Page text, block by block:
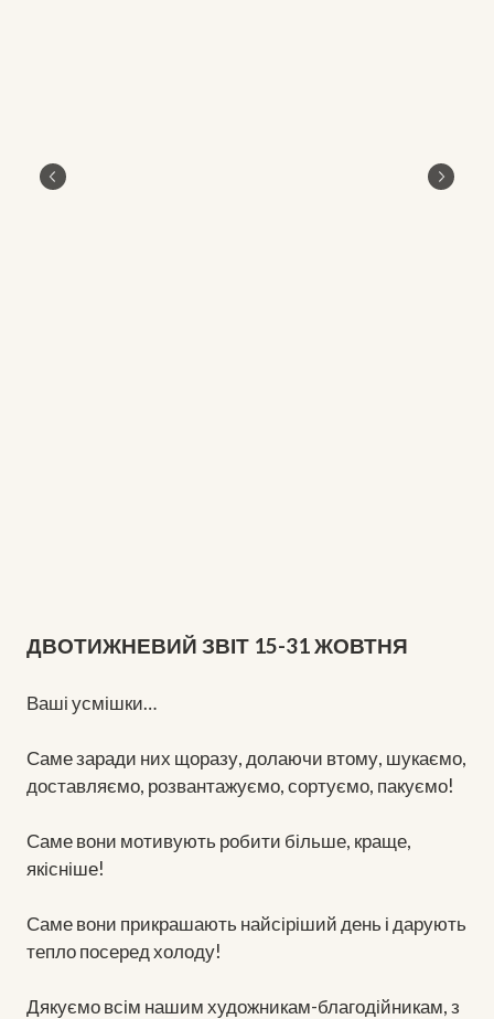
ДВОТИЖНЕВИЙ ЗВІТ 15-31 ЖОВТНЯ
Ваші усмішки…
Саме заради них щоразу, долаючи втому, шукаємо,
доставляємо, розвантажуємо, сортуємо, пакуємо!
Саме вони мотивують робити більше, краще,
якісніше!
Саме вони прикрашають найсіріший день і дарують
тепло посеред холоду!
Дякуємо всім нашим художникам-благодійникам, з